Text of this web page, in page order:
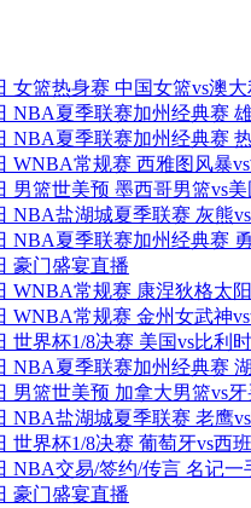
女篮热身赛 中国女篮vs澳大
NBA夏季联赛加州经典赛
NBA夏季联赛加州经典赛
WNBA常规赛 西雅图风暴
男篮世美预 墨西哥男篮vs美
NBA盐湖城夏季联赛 灰熊
NBA夏季联赛加州经典赛
豪门盛宴直播
WNBA常规赛 康涅狄格太
WNBA常规赛 金州女武神
世界杯1/8决赛 美国vs比利
NBA夏季联赛加州经典赛
男篮世美预 加拿大男篮vs牙
NBA盐湖城夏季联赛 老鹰
世界杯1/8决赛 葡萄牙vs西
NBA交易/签约/传言 名记一
豪门盛宴直播